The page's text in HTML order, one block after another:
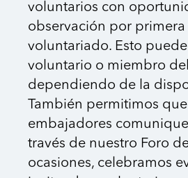
voluntarios con
observación por primera
voluntariado. Esto
voluntario o miembro
dependiendo de la
También permitimos
embajadores
través de nuestro Foro
ocasiones, celebramos